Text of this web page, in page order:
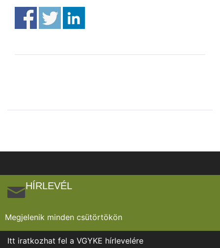
HÍRLEVÉL
Megjelenik minden csütörtökön
Itt iratkozhat fel a VGYKE hírlevelére